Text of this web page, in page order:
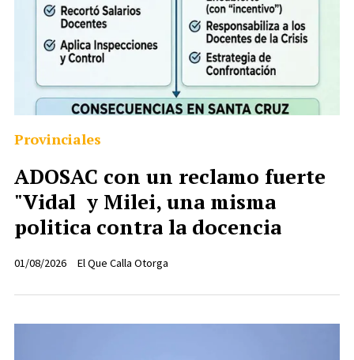
ADOSAC con un reclamo fuerte
"Vidal y Milei, una misma
politica contra la docencia
El Que Calla Otorga
Provinciales
01/08/2026